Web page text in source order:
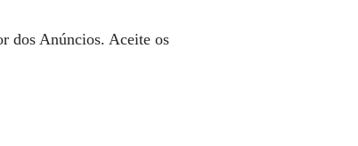
dos Anúncios. Aceite os